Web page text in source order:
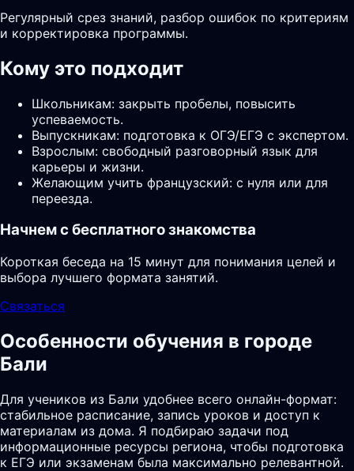
Регулярный срез знаний, разбор ошибок по критериям
и корректировка программы.
Кому это подходит
Школьникам: закрыть пробелы, повысить
успеваемость.
Выпускникам: подготовка к ОГЭ/ЕГЭ с экспертом.
Взрослым: свободный разговорный язык для
карьеры и жизни.
Желающим учить французский: с нуля или для
переезда.
Начнем с бесплатного знакомства
Короткая беседа на 15 минут для понимания целей и
выбора лучшего формата занятий.
Связаться
Особенности обучения в городе
Бали
Для учеников из Бали удобнее всего онлайн-формат:
стабильное расписание, запись уроков и доступ к
материалам из дома. Я подбираю задачи под
информационные ресурсы региона, чтобы подготовка
к ЕГЭ или экзаменам была максимально релевантной.